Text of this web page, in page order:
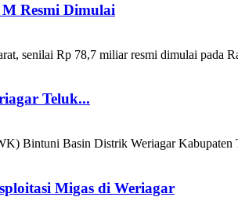
Resmi Dimulai
senilai Rp 78,7 miliar resmi dimulai pada
Teluk...
Bintuni Basin Distrik Weriagar Kabupaten
Migas di Weriagar